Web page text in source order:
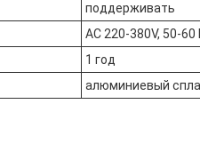
поддерживать
AC 220-380V, 50-60
1 год
алюминиевый